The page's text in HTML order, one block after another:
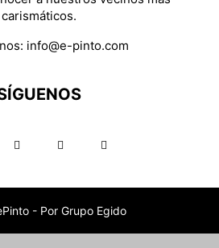
carismáticos.
info@e-pinto.com
- Por Grupo Egido